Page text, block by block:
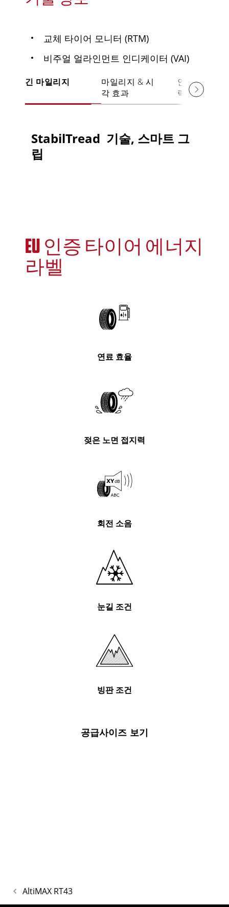
교체 타이어 모니터 (RTM)
비주얼 얼라인먼트 인디케이터 (VAI)
긴 마일리지
마일리지 & 시
각 효과
안정성 & 견
력
StabilTread 기술, 스마트 그
립
EU 인증 타이어 에너지
라벨
연료 효율
젖은 노면 접지력
회전 소음
눈길 조건
빙판 조건
공급사이즈 보기
AltiMAX RT43